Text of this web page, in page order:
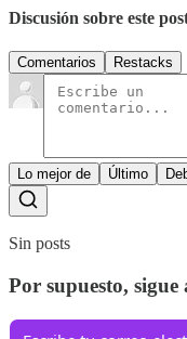
Discusión sobre este
Comentarios Restacks
Lo mejor de Último
Sin posts
Por supuesto, sigue